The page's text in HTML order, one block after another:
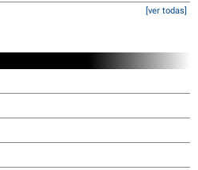
[ver todas]